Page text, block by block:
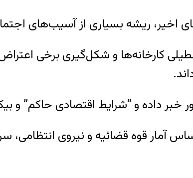
اخیر، ریشه بسیاری از آسیب‌های
کارخانه‌ها و شکل‌گیری برخی
خبر داده و “شرایط اقتصادی حاکم” و